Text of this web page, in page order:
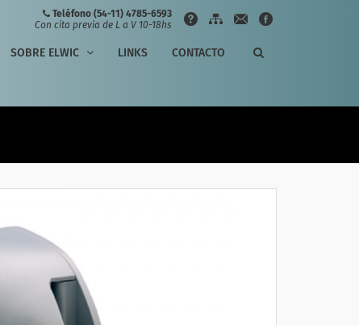
Teléfono (54-11) 4785-6593
Con cita previa de L a V 10-18hs
SOBRE ELWIC LINKS CONTACTO